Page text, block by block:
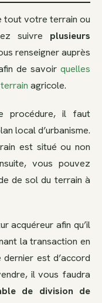
tout votre terrain ou
suivre plusieurs
renseigner auprès
de savoir quelles
agricole.
procédure, il faut
local d’urbanisme.
est situé ou non
vous pouvez
de sol du terrain à
acquéreur afin qu’il
la transaction en
est d’accord
il vous faudra
de division de